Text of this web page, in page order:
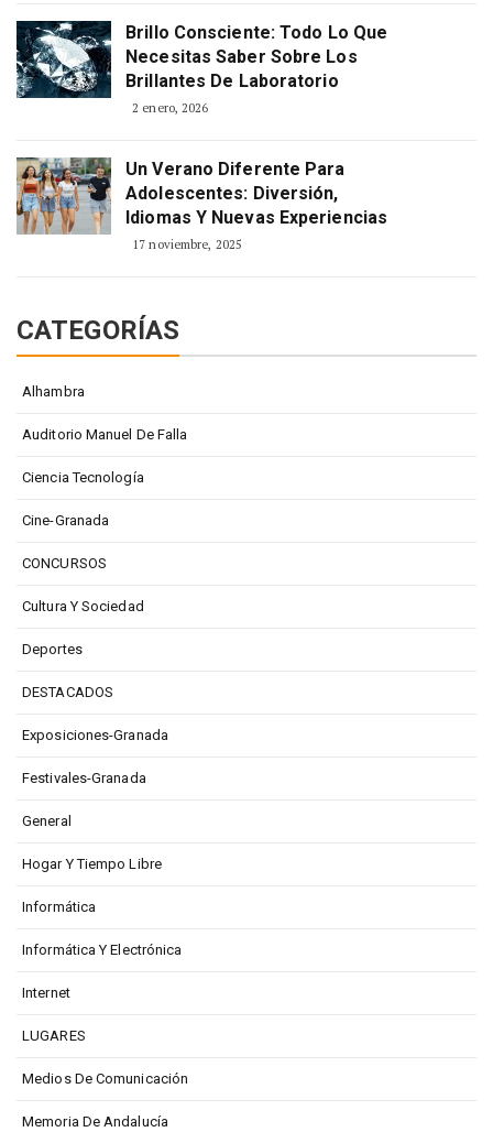
Brillo Consciente: Todo Lo Que
Necesitas Saber Sobre Los
Brillantes De Laboratorio
2 enero, 2026
Un Verano Diferente Para
Adolescentes: Diversión,
Idiomas Y Nuevas Experiencias
17 noviembre, 2025
CATEGORÍAS
Alhambra
Auditorio Manuel De Falla
Ciencia Tecnología
Cine-Granada
CONCURSOS
Cultura Y Sociedad
Deportes
DESTACADOS
Exposiciones-Granada
Festivales-Granada
General
Hogar Y Tiempo Libre
Informática
Informática Y Electrónica
Internet
LUGARES
Medios De Comunicación
Memoria De Andalucía